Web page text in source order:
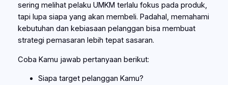
sering melihat pelaku UMKM terlalu fokus pada produk,
tapi lupa siapa yang akan membeli. Padahal, memahami
kebutuhan dan kebiasaan pelanggan bisa membuat
strategi pemasaran lebih tepat sasaran.
Coba Kamu jawab pertanyaan berikut:
Siapa target pelanggan Kamu?